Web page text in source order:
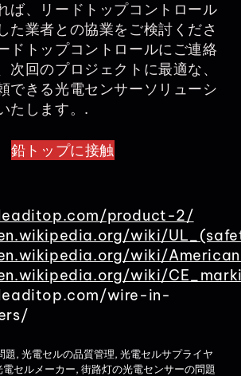
ば、リードトップコントロール
た業者との協業をご検討くださ
ドトップコントロールにご連絡
次回のプロジェクトに最適な、
できる光電センサーソリューシ
たします。.
鉛トップに接触
product-2/
wiki/
wiki/
wiki/
wire-in-
題, 光電セルの品質管理, 光電セルサプライヤ
セルメーカー, 街路灯の光電センサーの問題